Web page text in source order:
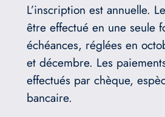
L’inscription est annuelle.
être effectué en une seule
échéances, réglées en
et décembre. Les
effectués par chèque,
bancaire.